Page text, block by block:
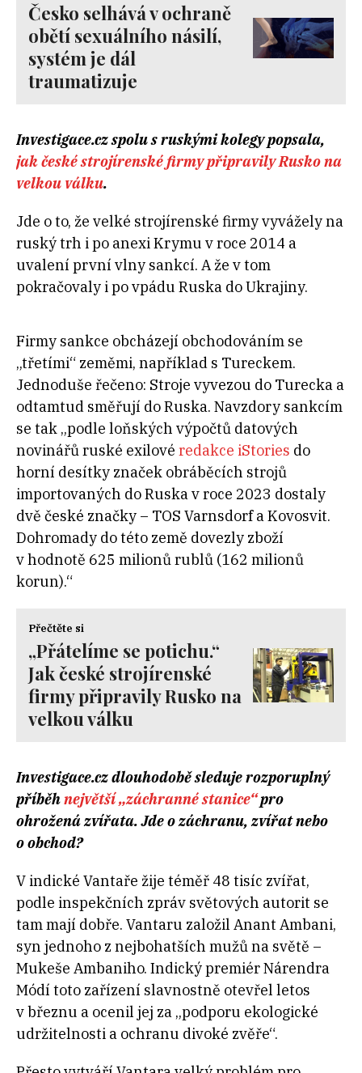
Česko selhává v ochraně
obětí sexuálního násilí,
systém je dál
traumatizuje
Investigace.cz spolu s ruskými kolegy popsala,
jak české strojírenské firmy připravily Rusko na
velkou válku.
Jde o to, že velké strojírenské firmy vyvážely na
ruský trh i po anexi Krymu v roce 2014 a
uvalení první vlny sankcí. A že v tom
pokračovaly i po vpádu Ruska do Ukrajiny.
Firmy sankce obcházejí obchodováním se
„třetími“ zeměmi, například s Tureckem.
Jednoduše řečeno: Stroje vyvezou do Turecka a
odtamtud směřují do Ruska. Navzdory sankcím
se tak „podle loňských výpočtů datových
novinářů ruské exilové redakce iStories do
horní desítky značek obráběcích strojů
importovaných do Ruska v roce 2023 dostaly
dvě české značky – TOS Varnsdorf a Kovosvit.
Dohromady do této země dovezly zboží
v hodnotě 625 milionů rublů (162 milionů
korun).“
Přečtěte si
„Přátelíme se potichu.“
Jak české strojírenské
firmy připravily Rusko na
velkou válku
Investigace.cz dlouhodobě sleduje rozporuplný
příběhnejvětší „záchranné stanice“pro
ohrožená zvířata. Jde o záchranu, zvířat nebo
o obchod?
V indické Vantaře žije téměř 48 tisíc zvířat,
podle inspekčních zpráv světových autorit se
tam mají dobře. Vantaru založil Anant Ambani,
syn jednoho z nejbohatších mužů na světě –
Mukeše Ambaniho. Indický premiér Nárendra
Módí toto zařízení slavnostně otevřel letos
v březnu a ocenil jej za „podporu ekologické
udržitelnosti a ochranu divoké zvěře“.